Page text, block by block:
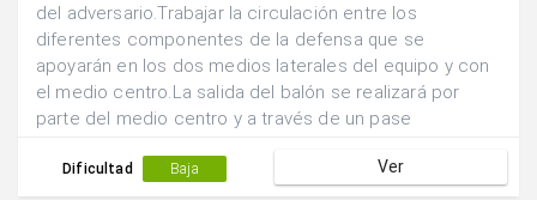
del adversario.Trabajar la circulación entre los
diferentes componentes de la defensa que se
apoyarán en los dos medios laterales del equipo y con
el medio centro.La salida del balón se realizará por
parte del medio centro y a través de un pase
Dificultad Baja Ver